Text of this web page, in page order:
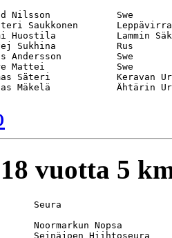
Nilsson            Swe
Saukkonen
Huostila           Lammin
Sukhina           Rus
Andersson          Swe
Mattei             Swe
Säteri            Keravan
vuotta 5
Seura
Noormarkun Nopsa
Seinäjoen Hiihtoseura